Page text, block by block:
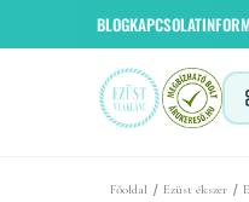
BLOGKAPCSOLAT
Főoldal / Ezüst ékszer /